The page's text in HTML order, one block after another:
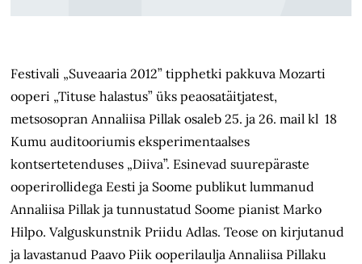
Festivali „Suveaaria 2012” tipphetki pakkuva Mozarti
ooperi „Tituse halastus” üks peaosatäitjatest,
metsosopran Annaliisa Pillak osaleb 25. ja 26. mail kl 18
Kumu auditooriumis eksperimentaalses
kontsertetenduses „Diiva”. Esinevad suurepäraste
ooperirollidega Eesti ja Soome publikut lummanud
Annaliisa Pillak ja tunnustatud Soome pianist Marko
Hilpo. Valguskunstnik Priidu Adlas. Teose on kirjutanud
ja lavastanud Paavo Piik ooperilaulja Annaliisa Pillaku